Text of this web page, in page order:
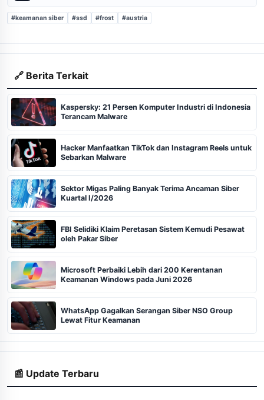
#keamanan siber #ssd #frost #austria
🔗 Berita Terkait
Kaspersky: 21 Persen Komputer Industri di Indonesia
Terancam Malware
Hacker Manfaatkan TikTok dan Instagram Reels untuk
Sebarkan Malware
Sektor Migas Paling Banyak Terima Ancaman Siber
Kuartal I/2026
FBI Selidiki Klaim Peretasan Sistem Kemudi Pesawat
oleh Pakar Siber
Microsoft Perbaiki Lebih dari 200 Kerentanan
Keamanan Windows pada Juni 2026
WhatsApp Gagalkan Serangan Siber NSO Group
Lewat Fitur Keamanan
📰 Update Terbaru